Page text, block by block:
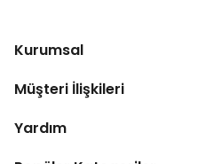
Kurumsal
Müşteri İlişkileri
Yardım